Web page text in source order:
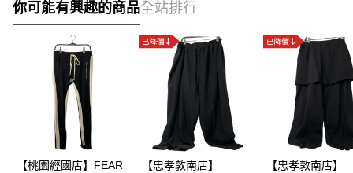
你可能有興趣的商品全站排行
【桃園經國店】FEAR 【忠孝敦南店】 【忠孝敦南店】